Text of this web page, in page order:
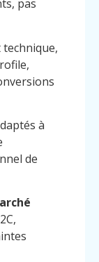
pas
technique,
à
de